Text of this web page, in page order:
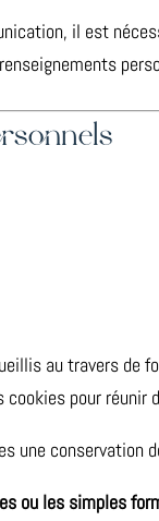
il est
au travers
pour
une conservation
ou les simples